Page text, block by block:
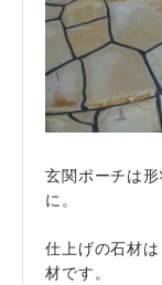
玄関ポーチは
に。
仕上げの石材
材です。